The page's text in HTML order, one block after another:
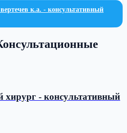
к.а. - консультативный
хирург - консультативный